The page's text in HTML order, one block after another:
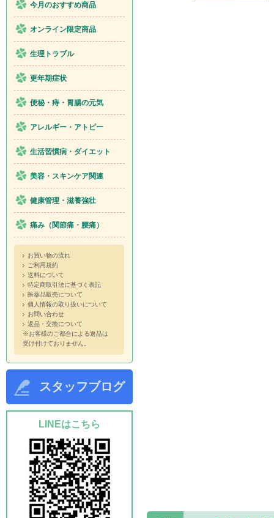
今月のおすすめ商品
オンライン限定商品
生理トラブル
更年期症状
便秘・痔・胃腸の元気
アレルギー・アトピー
生活習慣病・ダイエット
美容・スキンケア関連
健康管理・滋養強壮
痛み（関節痛・腰痛）
お買い物の流れ
ご利用規約
送料について
特定商取引法に基づく表記
医薬品販売について
個人情報の取り扱いについて
お問い合わせ
返品・交換について
※お客様のご都合による返品は
受け付けておりません。
スタッフブログ
LINEはこちら